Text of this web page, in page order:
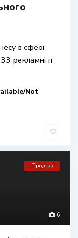
в сфері
рекламні п
Not
6
Продаж